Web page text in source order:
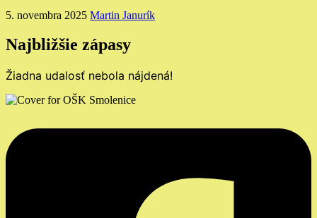
5. novembra 2025 Martin Janurík
Najbližšie zápasy
Žiadna udalosť nebola nájdená!